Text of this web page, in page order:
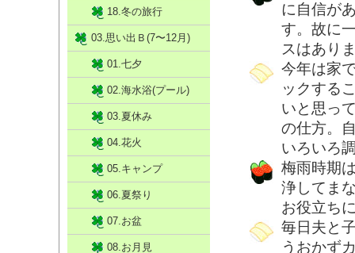
に自信が
す。故に
スはあり
今年は家
ックする
いと思っ
の仕方。
いろいろ
梅雨時期
浄してま
お役立ち
毎日夫と
うおかず
18.冬の旅行
03.思い出Ｂ(7〜12月)
01.七夕
02.海水浴(プール)
03.夏休み
04.花火
05.キャンプ
06.夏祭り
07.お盆
08.お月見